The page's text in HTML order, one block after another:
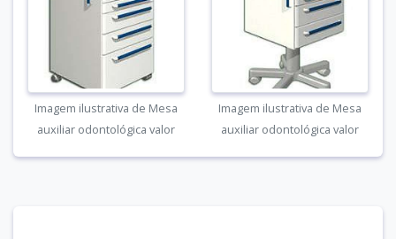
Imagem ilustrativa de Mesa
auxiliar odontológica valor
Imagem ilustrativa de Mesa
auxiliar odontológica valor